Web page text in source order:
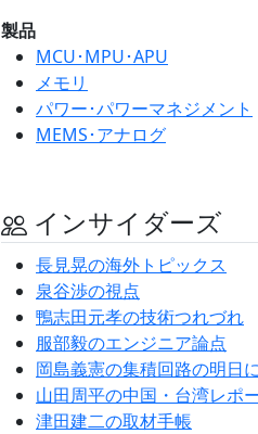
製品
MCU･MPU･APU
メモリ
パワー･パワーマネジメント
MEMS･アナログ
インサイダーズ
長見晃の海外トピックス
泉谷渉の視点
鴨志田元孝の技術つれづれ
服部毅のエンジニア論点
岡島義憲の集積回路の明日
山田周平の中国・台湾レポ
津田建二の取材手帳